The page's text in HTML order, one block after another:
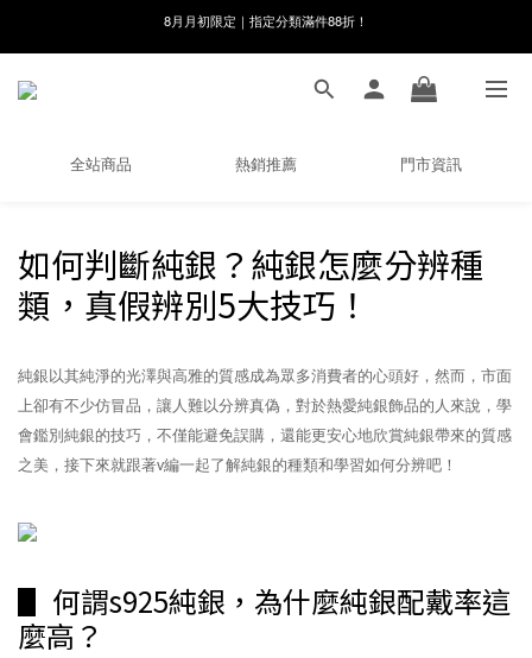
8月月初限定｜指定分類滿件88折！
線在，好事發生｜祈願新品 第2件享9折
8月月初限定｜指定分類滿件88折！
全站商品 熱銷推薦 門市資訊
如何判斷純銀？純銀怎麼分辨種
類，真假辨別5大技巧！
純銀以其純淨的光澤與高雅的質感成為眾多消費者的心頭好，然而，市面
上卻有不少仿冒品，讓人難以分辨真偽，對於熱愛純銀飾品的人來說，學
會鑑別純銀的技巧，不僅能避免誤購，還能更安心地欣賞純銀帶來的質感
之美，接下來就跟著v編一起了解純銀的種類和學習如何分辨吧！
▋ 何謂s925純銀，為什麼純銀配戴率這
麼高？